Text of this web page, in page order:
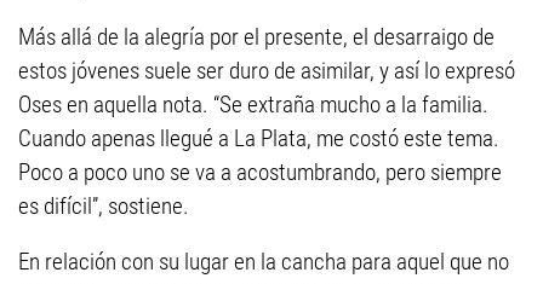
Más allá de la alegría por el presente, el desarraigo de
estos jóvenes suele ser duro de asimilar, y así lo expresó
Oses en aquella nota. “Se extraña mucho a la familia.
Cuando apenas llegué a La Plata, me costó este tema.
Poco a poco uno se va a acostumbrando, pero siempre
es difícil”, sostiene.
En relación con su lugar en la cancha para aquel que no